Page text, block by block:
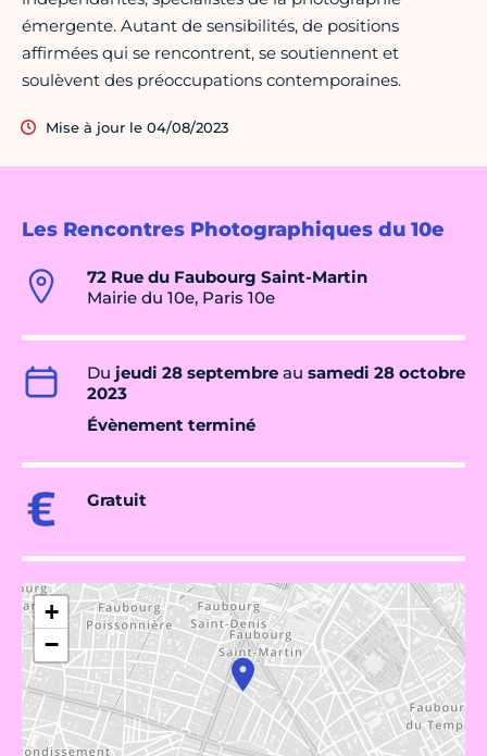
Les Rencontres Photographiques du 10e
72 Rue du Faubourg Saint-Martin
Mairie du 10e, Paris 10e
Du jeudi 28 septembre au samedi 28 octobre
2023
Évènement terminé
Gratuit
+
−
émergente. Autant de sensibilités, de positions
affirmées qui se rencontrent, se soutiennent et
soulèvent des préoccupations contemporaines.
Mise à jour le 04/08/2023